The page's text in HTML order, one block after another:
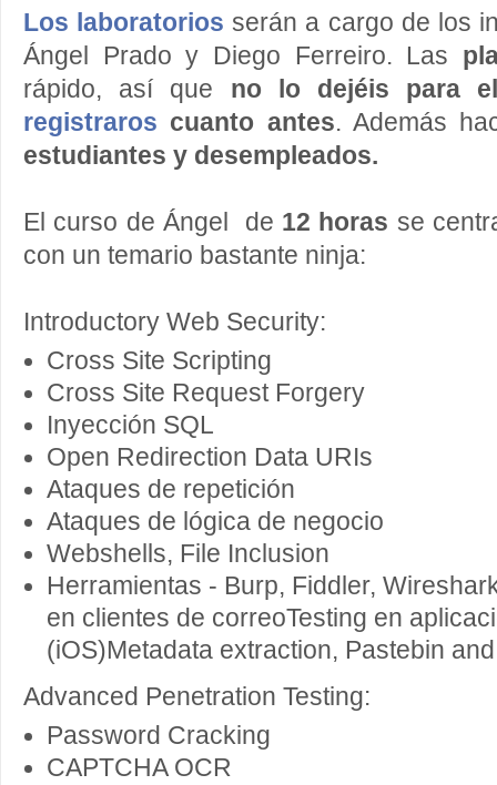
Los laboratorios serán a cargo de los
Ángel Prado y Diego Ferreiro. Las
rápido, así que no lo dejéis para
registraros cuanto antes. Además
estudiantes y desempleados.
El curso de Ángel de 12 horas se
con un temario bastante ninja:
Introductory Web Security:
Cross Site Scripting
Cross Site Request Forgery
Inyección SQL
Open Redirection Data URIs
Ataques de repetición
Ataques de lógica de negocio
Webshells, File Inclusion
Herramientas - Burp, Fiddler,
en clientes de correoTesting en
(iOS)Metadata extraction, Pastebin
Advanced Penetration Testing:
Password Cracking
CAPTCHA OCR